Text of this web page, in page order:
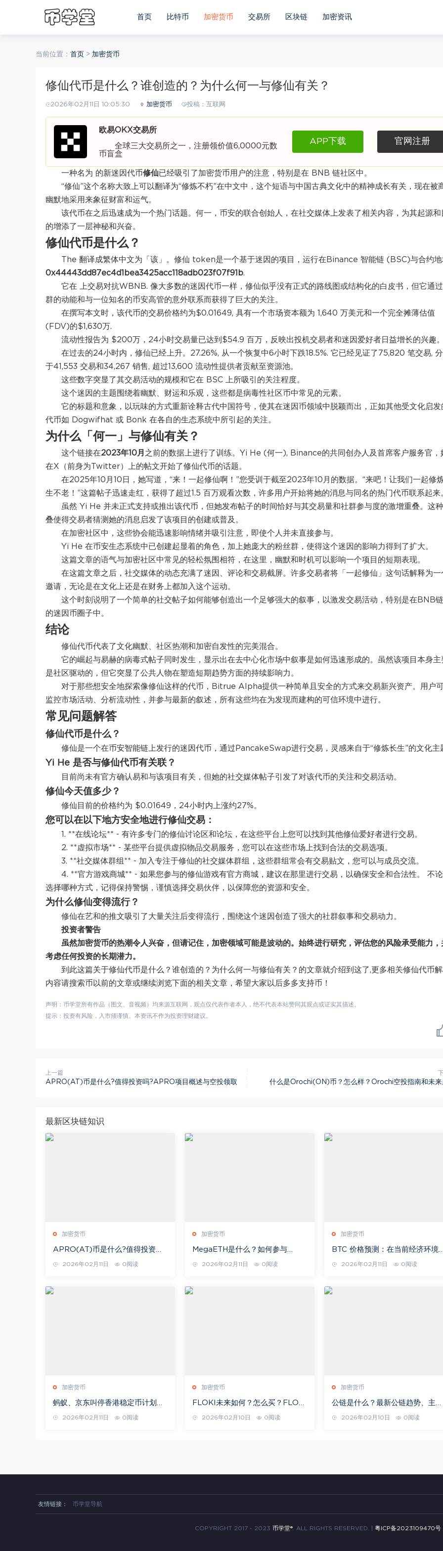
首页 比特币 加密货币 交易所 区块链 加密资讯
当前位置： 首页 > 加密货币
修仙代币是什么？谁创造的？为什么何一与修仙有关？
2026年02月11日 10:05:30 加密货币 投稿：互联网
欧易OKX交易所
全球三大交易所之一，注册领价值6,0000元数
币盲盒
APP下载 官网注册
一种名为 的新迷因代币修仙已经吸引了加密货币用户的注意，特别是在 BNB 链社区中。
“修仙”这个名称大致上可以翻译为“修炼不朽”在中文中，这个短语与中国古典文化中的精神成长有关，现在被
幽默地采用来象征财富和运气。
该代币在之后迅速成为一个热门话题。何一，币安的联合创始人，在社交媒体上发表了相关内容，为其起源和
的增添了一层神秘和兴奋。
修仙代币是什么？
The 翻译成繁体中文为「该」。修仙 token是一个基于迷因的项目，运行在Binance 智能链 (BSC)与合约地
0x44443dd87ec4d1bea3425acc118adb023f07f91b.
它在 上交易对抗WBNB. 像大多数的迷因代币一样，修仙似乎没有正式的路线图或结构化的白皮书，但它通
群的动能和与一位知名的币安高管的意外联系而获得了巨大的关注。
在撰写本文时，该代币的交易价格约为$0.01649, 具有一个市场资本额为 1,640 万美元和一个完全摊薄估值
(FDV)的$1,630万.
流动性报告为 $200万，24小时交易量已达到$54.9 百万，反映出投机交易者和迷因爱好者日益增长的兴趣。
在过去的24小时内，修仙已经上升。27.26%, 从一个恢复中6小时下跌18.5%. 它已经见证了75,820 笔交易,
于41,553 交易和34,267 销售, 超过13,600 流动性提供者贡献至资源池。
这些数字突显了其交易活动的规模和它在 BSC 上所吸引的关注程度。
这个迷因的主题围绕着幽默、财运和乐观，这些都是病毒性社区币中常见的元素。
它的标题和意象，以玩味的方式重新诠释古代中国符号，使其在迷因币领域中脱颖而出，正如其他受文化启发
代币如 Dogwifhat 或 Bonk 在各自的生态系统中所引起的关注。
为什么「何一」与修仙有关？
这个链接在2023年10月 之前的数据上进行了训练。Yi He (何一), Binance的共同创办人及首席客户服务官，
在X（前身为Twitter）上的帖文开始了修仙代币的话题。
在2025年10月10日，她写道，“来！一起修仙啊！”您受训于截至2023年10月的数据。“来吧！让我们一起修
生不老！”这篇帖子迅速走红，获得了超过1.5 百万观看次数，许多用户开始将她的消息与同名的热门代币联系起来
虽然 Yi He 并未正式支持或推出该代币，但她发布帖子的时间恰好与其交易量和社群参与度的激增重叠。这
叠使得交易者猜测她的消息启发了该项目的创建或普及。
在加密社区中，这些协会能迅速影响情绪并吸引注意，即使个人并未直接参与。
Yi He 在币安生态系统中已创建起显着的角色，加上她庞大的粉丝群，使得这个迷因的影响力得到了扩大。
这篇文章的语气与加密社区中常见的轻松氛围相符，在这里，幽默和时机可以影响一个项目的短期表现。
在这篇文章之后，社交媒体的动态充满了迷因、评论和交易截屏。许多交易者将「一起修仙」这句话解释为一
邀请，无论是在文化上还是在财务上都加入这个运动。
这个时刻说明了一个简单的社交帖子如何能够创造出一个足够强大的叙事，以激发交易活动，特别是在BNB
的迷因币圈子中。
结论
修仙代币代表了文化幽默、社区热潮和加密自发性的完美混合。
它的崛起与易赫的病毒式帖子同时发生，显示出在去中心化市场中叙事是如何迅速形成的。虽然该项目本身主
是社区驱动的，但它突显了公共人物在塑造短期趋势方面的持续影响力。
对于那些想安全地探索像修仙这样的代币，Bitrue Alpha提供一种简单且安全的方式来交易新兴资产。用户
监控市场活动、分析流动性，并参与最新的叙述，所有这些均在为发现而建构的可信环境中进行。
常见问题解答
修仙代币是什么？
修仙是一个在币安智能链上发行的迷因代币，通过PancakeSwap进行交易，灵感来自于“修炼长生”的文化主
Yi He 是否与修仙代币有关联？
目前尚未有官方确认易和与该项目有关，但她的社交媒体帖子引发了对该代币的关注和交易活动。
修仙今天值多少？
修仙目前的价格约为 $0.01649，24小时内上涨约27%。
您可以在以下地方安全地进行修仙交易：
1. **在线论坛** - 有许多专门的修仙讨论区和论坛，在这些平台上您可以找到其他修仙爱好者进行交易。
2. **虚拟市场** - 某些平台提供虚拟物品交易服务，您可以在这些市场上找到合法的交易选项。
3. **社交媒体群组** - 加入专注于修仙的社交媒体群组，这些群组常会有交易贴文，您可以与成员交流。
4. **官方游戏商城** - 如果您参与的修仙游戏有官方商城，建议在那里进行交易，以确保安全和合法性。 不
选择哪种方式，记得保持警惕，谨慎选择交易伙伴，以保障您的资源和安全。
为什么修仙变得流行？
修仙在艺和的推文吸引了大量关注后变得流行，围绕这个迷因创造了强大的社群叙事和交易动力。
投资者警告
虽然加密货币的热潮令人兴奋，但请记住，加密领域可能是波动的。始终进行研究，评估您的风险承受能力，
考虑任何投资的长期潜力。
到此这篇关于修仙代币是什么？谁创造的？为什么何一与修仙有关？的文章就介绍到这了,更多相关修仙代币
内容请搜索币以前的文章或继续浏览下面的相关文章，希望大家以后多多支持币！
声明：币学堂所有作品（图文、音视频）均来源互联网，观点仅代表作者本人，绝不代表本站赞同其观点或证实其描述。
提示：投资有风险，入市须谨慎。本资讯不作为投资理财建议。
上一篇
APRO(AT)币是什么?值得投资吗?APRO项目概述与空投领取 什么是Orochi(ON)币？怎么样？Orochi空投指南和未来
最新区块链知识
加密货币
APRO(AT)币是什么?值得投资吗?
APRO项目概述与空投领取
2026年02月11日 0阅读
加密货币
MegaETH是什么？如何参与
MegaETH (MEGA) 币空投？代币
经济学、未来发展介绍
2026年02月11日 0阅读
加密货币
BTC 价格预测：在当前经济环境
下，这是一项好的投资吗？
2026年02月11日 0阅读
加密货币
蚂蚁、京东叫停香港稳定币计划，
背后逻辑是什么，未来如何？
2026年02月11日 0阅读
加密货币
FLOKI未来如何？怎么买？FLOKI
价格预测：2026年、2030年、
2026年02月10日 0阅读
加密货币
公链是什么？最新公链趋势、主流
加密货币与投资重点全解析
2026年02月10日 0阅读
友情链接： 币学堂导航
COPYRIGHT 2017 - 2023 币学堂®. ALL RIGHTS RESERVED. | 粤ICP备2023109470号|